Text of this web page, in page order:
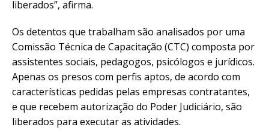
liberados”, afirma.
Os detentos que trabalham são analisados por uma
Comissão Técnica de Capacitação (CTC) composta por
assistentes sociais, pedagogos, psicólogos e jurídicos.
Apenas os presos com perfis aptos, de acordo com
características pedidas pelas empresas contratantes,
e que recebem autorização do Poder Judiciário, são
liberados para executar as atividades.